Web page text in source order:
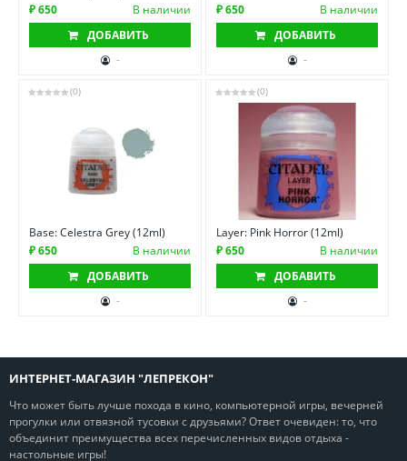
₽ 650
В наличии
ДОБАВИТЬ
-
₽ 650
В наличии
ДОБАВИТЬ
-
(0)
Base: Celestra Grey (12ml)
₽ 650
В наличии
ДОБАВИТЬ
-
(0)
Layer: Pink Horror (12ml)
₽ 650
В наличии
ДОБАВИТЬ
-
ИНТЕРНЕТ-МАГАЗИН "ЛЕПРЕКОН"
Что может быть лучше похода в кино, компьютерной игры, вечерней
прогулки или отвязной тусовки с друзьями? Ответ очевиден: то, что
объединит преимущества всех перечисленных видов отдыха -
настольные игры!